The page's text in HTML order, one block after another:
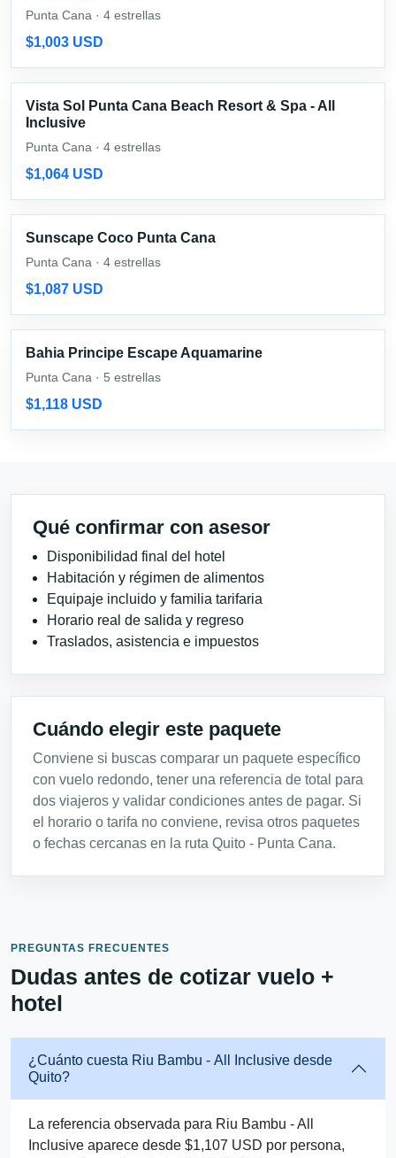
Punta Cana · 4 estrellas
$1,003 USD
Vista Sol Punta Cana Beach Resort & Spa - All
Inclusive
Punta Cana · 4 estrellas
$1,064 USD
Sunscape Coco Punta Cana
Punta Cana · 4 estrellas
$1,087 USD
Bahia Principe Escape Aquamarine
Punta Cana · 5 estrellas
$1,118 USD
Qué confirmar con asesor
Disponibilidad final del hotel
Habitación y régimen de alimentos
Equipaje incluido y familia tarifaria
Horario real de salida y regreso
Traslados, asistencia e impuestos
Cuándo elegir este paquete
Conviene si buscas comparar un paquete específico
con vuelo redondo, tener una referencia de total para
dos viajeros y validar condiciones antes de pagar. Si
el horario o tarifa no conviene, revisa otros paquetes
o fechas cercanas en la ruta Quito - Punta Cana.
PREGUNTAS FRECUENTES
Dudas antes de cotizar vuelo +
hotel
¿Cuánto cuesta Riu Bambu - All Inclusive desde
Quito?
La referencia observada para Riu Bambu - All
Inclusive aparece desde $1,107 USD por persona,